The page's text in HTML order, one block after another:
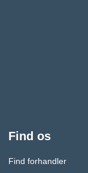
Find os
Find forhandler